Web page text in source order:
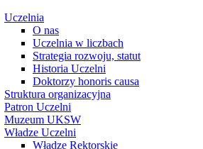
Uczelnia
O nas
Uczelnia w liczbach
Strategia rozwoju, statut
Historia Uczelni
Doktorzy honoris causa
Struktura organizacyjna
Patron Uczelni
Muzeum UKSW
Władze Uczelni
Władze Rektorskie